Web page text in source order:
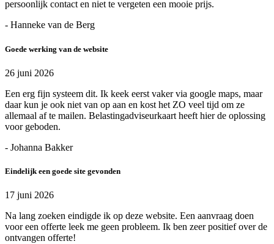
persoonlijk contact en niet te vergeten een mooie prijs.
- Hanneke van de Berg
Goede werking van de website
26 juni 2026
Een erg fijn systeem dit. Ik keek eerst vaker via google maps, maar
daar kun je ook niet van op aan en kost het ZO veel tijd om ze
allemaal af te mailen. Belastingadviseurkaart heeft hier de oplossing
voor geboden.
- Johanna Bakker
Eindelijk een goede site gevonden
17 juni 2026
Na lang zoeken eindigde ik op deze website. Een aanvraag doen
voor een offerte leek me geen probleem. Ik ben zeer positief over de
ontvangen offerte!